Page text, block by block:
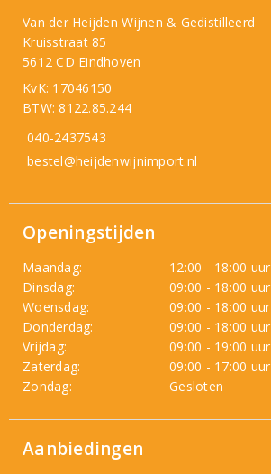
Van der Heijden Wijnen & Gedistilleerd
Kruisstraat 85
5612 CD Eindhoven
KvK: 17046150
BTW: 8122.85.244
040-2437543
bestel@heijdenwijnimport.nl
Openingstijden
Maandag:
12:00 - 18:00 uur
Dinsdag:
09:00 - 18:00 uur
Woensdag:
09:00 - 18:00 uur
Donderdag:
09:00 - 18:00 uur
Vrijdag:
09:00 - 19:00 uur
Zaterdag:
09:00 - 17:00 uur
Zondag:
Gesloten
Aanbiedingen